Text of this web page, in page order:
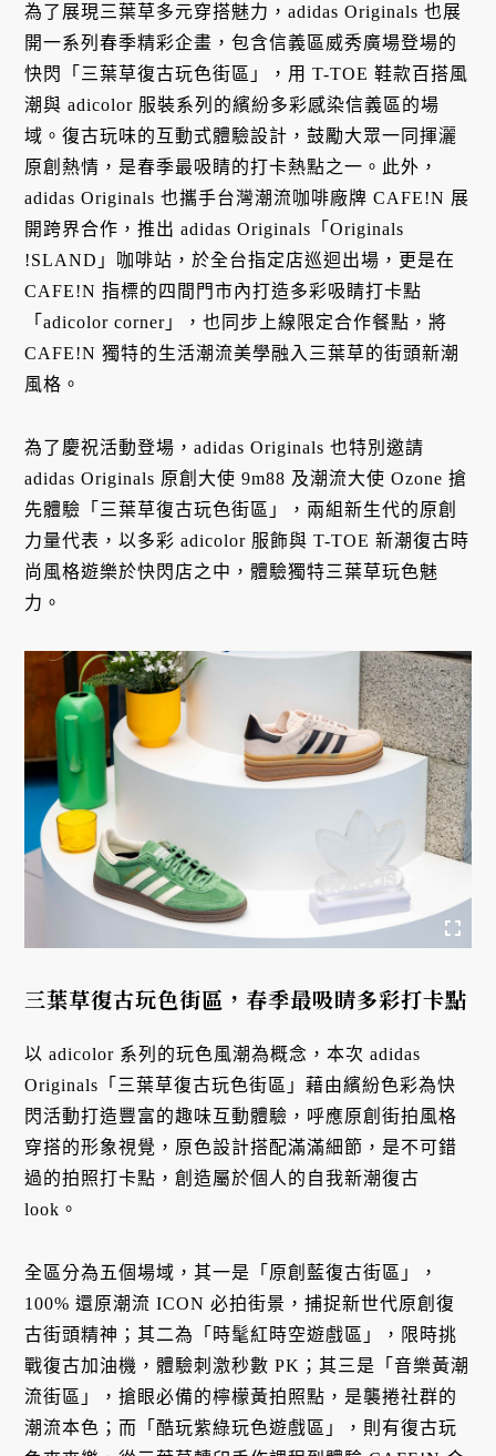
為了展現三葉草多元穿搭魅力，adidas Originals 也展
開一系列春季精彩企畫，包含信義區威秀廣場登場的
快閃「三葉草復古玩色街區」，用 T-TOE 鞋款百搭風
潮與 adicolor 服裝系列的繽紛多彩感染信義區的場
域。復古玩味的互動式體驗設計，鼓勵大眾一同揮灑
原創熱情，是春季最吸睛的打卡熱點之一。此外，
adidas Originals 也攜手台灣潮流咖啡廠牌 CAFE!N 展
開跨界合作，推出 adidas Originals「Originals
!SLAND」咖啡站，於全台指定店巡迴出場，更是在
CAFE!N 指標的四間門市內打造多彩吸睛打卡點
「adicolor corner」，也同步上線限定合作餐點，將
CAFE!N 獨特的生活潮流美學融入三葉草的街頭新潮
風格。
為了慶祝活動登場，adidas Originals 也特別邀請
adidas Originals 原創大使 9m88 及潮流大使 Ozone 搶
先體驗「三葉草復古玩色街區」，兩組新生代的原創
力量代表，以多彩 adicolor 服飾與 T-TOE 新潮復古時
尚風格遊樂於快閃店之中，體驗獨特三葉草玩色魅
力。
三葉草復古玩色街區，春季最吸睛多彩打卡點
以 adicolor 系列的玩色風潮為概念，本次 adidas
Originals「三葉草復古玩色街區」藉由繽紛色彩為快
閃活動打造豐富的趣味互動體驗，呼應原創街拍風格
穿搭的形象視覺，原色設計搭配滿滿細節，是不可錯
過的拍照打卡點，創造屬於個人的自我新潮復古
look。
全區分為五個場域，其一是「原創藍復古街區」，
100% 還原潮流 ICON 必拍街景，捕捉新世代原創復
古街頭精神；其二為「時髦紅時空遊戲區」，限時挑
戰復古加油機，體驗刺激秒數 PK；其三是「音樂黃潮
流街區」，搶眼必備的檸檬黃拍照點，是襲捲社群的
潮流本色；而「酷玩紫綠玩色遊戲區」，則有復古玩